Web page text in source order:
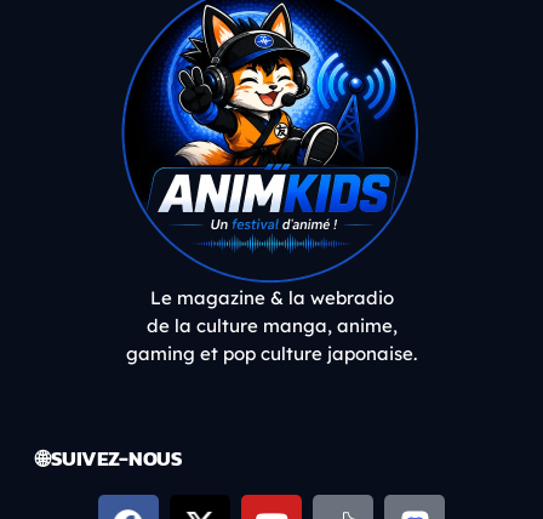
Le magazine & la webradio
de la culture manga, anime,
gaming et pop culture japonaise.
🌐 SUIVEZ-NOUS